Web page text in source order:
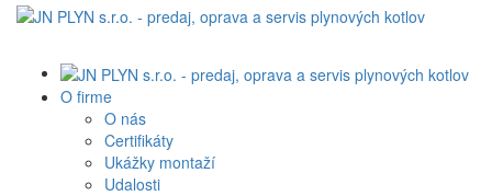
O firme
O nás
Certifikáty
Ukážky montaží
Udalosti